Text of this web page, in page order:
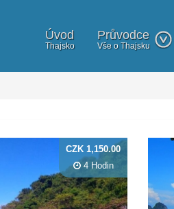
Úvod
Thajsko
Průvodce
Vše o Thajsku
CZK 1,150.00
4 Hodin